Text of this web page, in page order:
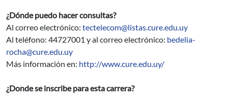
¿Dónde puedo hacer consultas?
Al correo electrónico: tectelecom@listas.cure.edu.uy
Al teléfono: 44727001 y al correo electrónico: bedelia-
rocha@cure.edu.uy
Más información en: http://www.cure.edu.uy/
¿Donde se inscribe para esta carrera?